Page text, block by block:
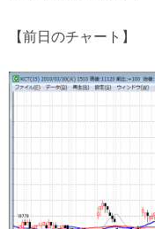
【前日のチャート】